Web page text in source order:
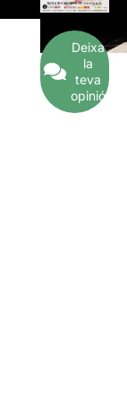
Deixa
la
teva
opinió